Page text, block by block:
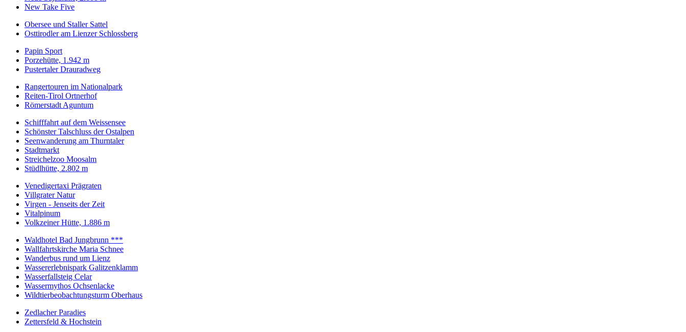
New Take Five
Obersee und Staller Sattel
Osttirodler am Lienzer Schlossberg
Papin Sport
Porzehütte, 1.942 m
Pustertaler Drauradweg
Rangertouren im Nationalpark
Reiten-Tirol Ortnerhof
Römerstadt Aguntum
Schifffahrt auf dem Weissensee
Schönster Talschluss der Ostalpen
Seenwanderung am Thurntaler
Stadtmarkt
Streichelzoo Moosalm
Stüdlhütte, 2.802 m
Venedigertaxi Prägraten
Villgrater Natur
Virgen - Jenseits der Zeit
Vitalpinum
Volkzeiner Hütte, 1.886 m
Waldhotel Bad Jungbrunn ***
Wallfahrtskirche Maria Schnee
Wanderbus rund um Lienz
Wassererlebnispark Galitzenklamm
Wasserfallsteig Celar
Wassermythos Ochsenlacke
Wildtierbeobachtungsturm Oberhaus
Zedlacher Paradies
Zettersfeld & Hochstein